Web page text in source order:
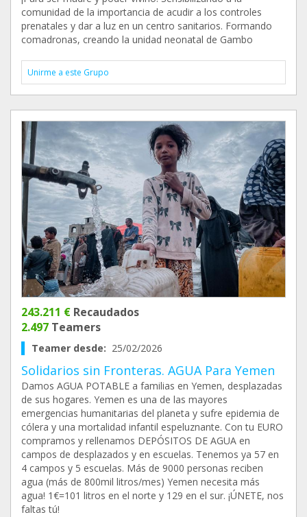
comunidad de la importancia de acudir a los controles
prenatales y dar a luz en un centro sanitarios. Formando
comadronas, creando la unidad neonatal de Gambo
Unirme a este Grupo
243.211 € Recaudados
2.497 Teamers
Teamer desde: 25/02/2026
Solidarios sin Fronteras. AGUA Para Yemen
Damos AGUA POTABLE a familias en Yemen, desplazadas
de sus hogares. Yemen es una de las mayores
emergencias humanitarias del planeta y sufre epidemia de
cólera y una mortalidad infantil espeluznante. Con tu EURO
compramos y rellenamos DEPÓSITOS DE AGUA en
campos de desplazados y en escuelas. Tenemos ya 57 en
4 campos y 5 escuelas. Más de 9000 personas reciben
agua (más de 800mil litros/mes) Yemen necesita más
agua! 1€=101 litros en el norte y 129 en el sur. ¡ÚNETE, nos
faltas tú!